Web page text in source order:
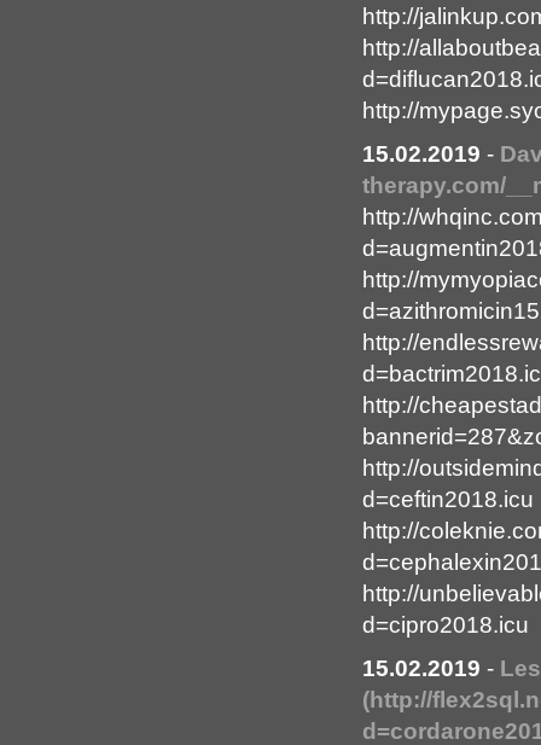
http://
http://
http://
15.02.2019 -
therapy.com/
http://
http://
http://
http://
http://
d=ceftin2018.icu
http://
http://
d=cipro2018.icu
15.02.2019 -
(http://